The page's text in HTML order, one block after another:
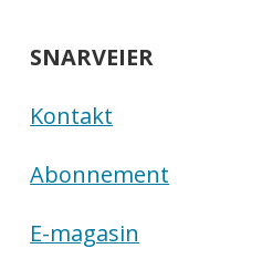
SNARVEIER
Kontakt
Abonnement
E-magasin